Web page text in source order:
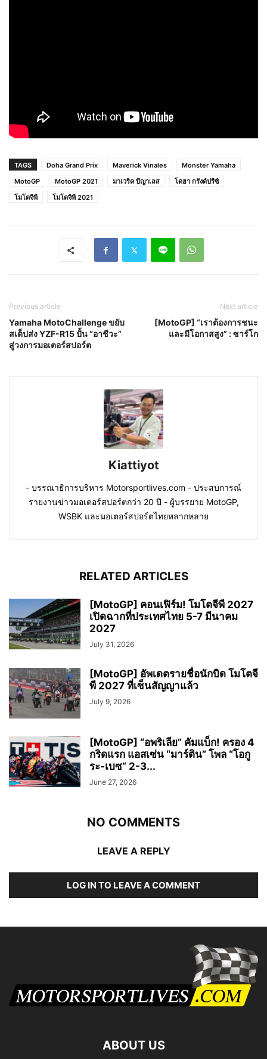
TAGS Doha Grand Prix Maverick Vinales
Monster Yamaha
MotoGP
MotoGP 2021 มาเวริค บีญาเลส
โดฮา กรังด์ปรีซ์
โมโตจีพี
โมโตจีพี 2021
Previous article
Yamaha MotoChallenge ขยับ
สเต็ปส่ง YZF-R15 ปั้น “อาชีวะ”
สู่วงการมอเตอร์สปอร์ต
Next article
[MotoGP] “เราต้องการชนะ
และมีโอกาสสูง” : ซาร์โก
Kiattiyot
- บรรณาธิการบริหาร Motorsportlives.com - ประสบการณ์
รายงานข่าวมอเตอร์สปอร์ตกว่า 20 ปี - ผู้บรรยาย MotoGP,
WSBK และมอเตอร์สปอร์ตไทยหลากหลาย
RELATED ARTICLES
[MotoGP] คอนเฟิร์ม! โมโตจีพี 2027
เปิดฉากที่ประเทศไทย 5-7 มีนาคม
2027
July 31, 2026
[MotoGP] อัพเดตรายชื่อนักบิด โมโตจี
พี 2027 ที่เซ็นสัญญาแล้ว
July 9, 2026
[MotoGP] “อพริเลีย” คัมแบ็ก! ครอง 4
กริดแรก แอสเซ่น “มาร์ติน” โพล “โอกู
ระ-เบซ” 2-3...
June 27, 2026
NO COMMENTS
LEAVE A REPLY
LOG IN TO LEAVE A COMMENT
ABOUT US